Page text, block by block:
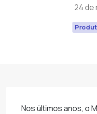
24 de
Nos últimos anos, o